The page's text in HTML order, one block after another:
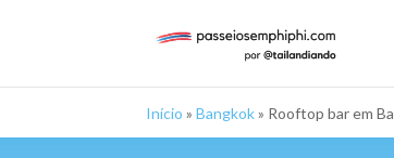
Início »Bangkok» Rooftop bar em